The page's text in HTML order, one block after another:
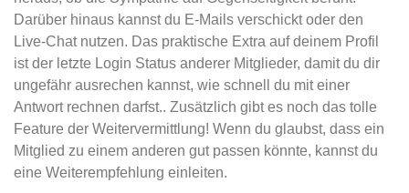
Darüber hinaus kannst du E-Mails verschickt oder den
Live-Chat nutzen. Das praktische Extra auf deinem Profil
ist der letzte Login Status anderer Mitglieder, damit du dir
ungefähr ausrechen kannst, wie schnell du mit einer
Antwort rechnen darfst.. Zusätzlich gibt es noch das tolle
Feature der Weitervermittlung! Wenn du glaubst, dass ein
Mitglied zu einem anderen gut passen könnte, kannst du
eine Weiterempfehlung einleiten.